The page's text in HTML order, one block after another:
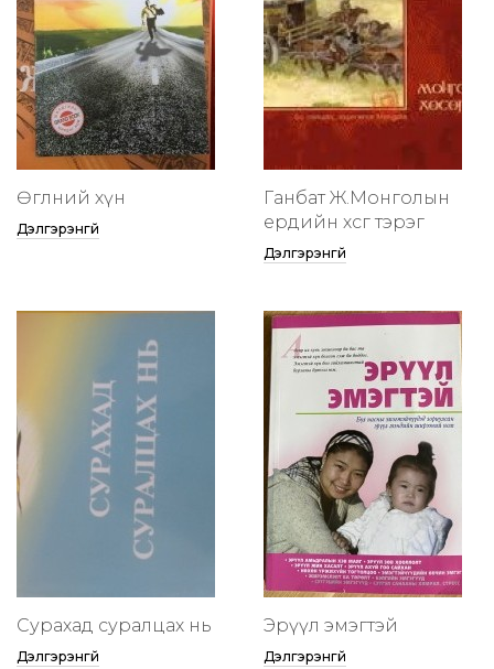
Өглөөний хүн
Дэлгэрэнгүй
Ганбат Ж.Монголын
ердийн хөсөг тэрэг
Дэлгэрэнгүй
Сурахад суралцах нь
Дэлгэрэнгүй
Эрүүл эмэгтэй
Дэлгэрэнгүй